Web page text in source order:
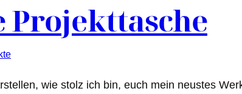
Projekttasche
wie stolz ich bin, euch mein neustes